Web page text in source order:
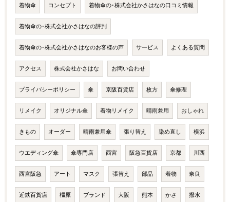
着物傘 コンセプト 着物傘の･株式会社かさはなの口コミ情報
着物傘の･株式会社かさはなの評判
着物傘の･株式会社かさはなのお客様の声 サービス よくある質問
アクセス 株式会社かさはな お問い合わせ
プライバシーポリシー 傘 京阪百貨店 枚方 傘修理
リメイク オリジナル傘 着物リメイク 晴雨兼用 おしゃれ
きもの オーダー 晴雨兼用傘 張り替え 染め直し 横浜
ウエディング傘 傘専門店 西宮 阪急百貨店 京都 川西
西宮阪急 アート マスク 張替え 部品 着物 奈良
近鉄百貨店 橿原 ブランド 大阪 熊本 かさ 撥水